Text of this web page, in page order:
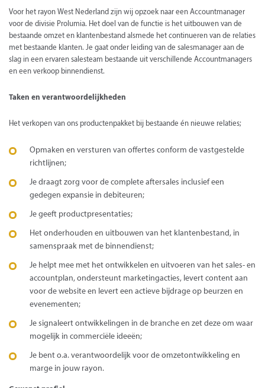
Voor het rayon West Nederland zijn wij opzoek naar een Accountmanager
voor de divisie Prolumia. Het doel van de functie is het uitbouwen van de
bestaande omzet en klantenbestand alsmede het continueren van de relaties
met bestaande klanten. Je gaat onder leiding van de salesmanager aan de
slag in een ervaren salesteam bestaande uit verschillende Accountmanagers
en een verkoop binnendienst.
Taken en verantwoordelijkheden
Het verkopen van ons productenpakket bij bestaande én nieuwe relaties;
Opmaken en versturen van offertes conform de vastgestelde
richtlijnen;
Je draagt zorg voor de complete aftersales inclusief een
gedegen expansie in debiteuren;
Je geeft productpresentaties;
Het onderhouden en uitbouwen van het klantenbestand, in
samenspraak met de binnendienst;
Je helpt mee met het ontwikkelen en uitvoeren van het sales- en
accountplan, ondersteunt marketingacties, levert content aan
voor de website en levert een actieve bijdrage op beurzen en
evenementen;
Je signaleert ontwikkelingen in de branche en zet deze om waar
mogelijk in commerciële ideeën;
Je bent o.a. verantwoordelijk voor de omzetontwikkeling en
marge in jouw rayon.